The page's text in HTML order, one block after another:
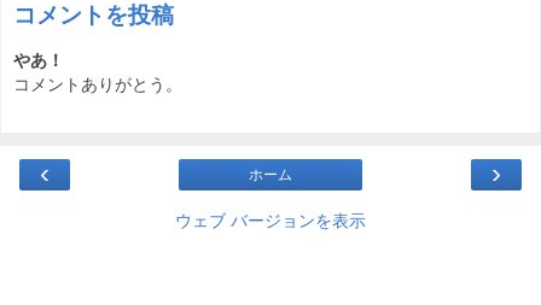
コメントを投稿
やあ！
コメントありがとう。
‹ ›
ホーム
ウェブ バージョンを表示